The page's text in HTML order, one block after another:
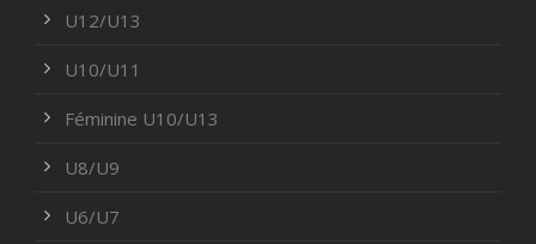
U12/U13
U10/U11
Féminine U10/U13
U8/U9
U6/U7